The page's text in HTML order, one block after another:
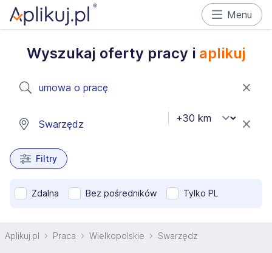
Menu
Wyszukaj oferty pracy i aplikuj
Filtry
Zdalna Bez pośredników Tylko PL
Aplikuj.pl Praca Wielkopolskie Swarzędz